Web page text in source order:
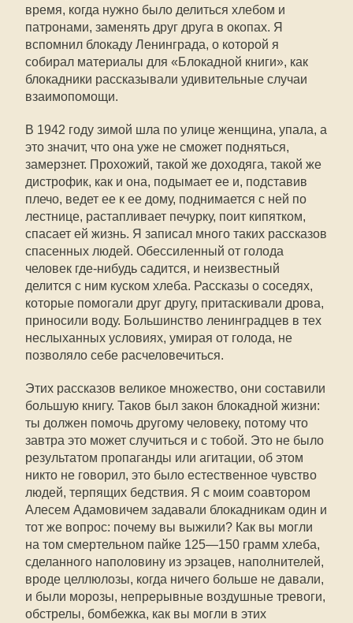
время, когда нужно было делиться хлебом и
патронами, заменять друг друга в окопах. Я
вспомнил блокаду Ленинграда, о которой я
собирал материалы для «Блокадной книги», как
блокадники рассказывали удивительные случаи
взаимопомощи.
В 1942 году зимой шла по улице женщина, упала, а
это значит, что она уже не сможет подняться,
замерзнет. Прохожий, такой же доходяга, такой же
дистрофик, как и она, подымает ее и, подставив
плечо, ведет ее к ее дому, поднимается с ней по
лестнице, растапливает печурку, поит кипятком,
спасает ей жизнь. Я записал много таких рассказов
спасенных людей. Обессиленный от голода
человек где-нибудь садится, и неизвестный
делится с ним куском хлеба. Рассказы о соседях,
которые помогали друг другу, притаскивали дрова,
приносили воду. Большинство ленинградцев в тех
неслыханных условиях, умирая от голода, не
позволяло себе расчеловечиться.
Этих рассказов великое множество, они составили
большую книгу. Таков был закон блокадной жизни:
ты должен помочь другому человеку, потому что
завтра это может случиться и с тобой. Это не было
результатом пропаганды или агитации, об этом
никто не говорил, это было естественное чувство
людей, терпящих бедствия. Я с моим соавтором
Алесем Адамовичем задавали блокадникам один и
тот же вопрос: почему вы выжили? Как вы могли
на том смертельном пайке 125—150 грамм хлеба,
сделанного наполовину из эрзацев, наполнителей,
вроде целлюлозы, когда ничего больше не давали,
и были морозы, непрерывные воздушные тревоги,
обстрелы, бомбежка, как вы могли в этих